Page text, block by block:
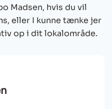
Madsen, hvis du vil
eller I kunne tænke jer
op i dit lokalområde.